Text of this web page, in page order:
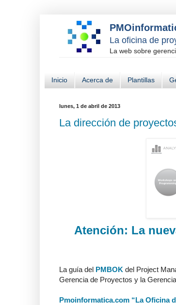
La oficina de
La web sobre
Inicio Acerca de Plantillas
lunes, 1 de abril de 2013
La dirección de
Atención: La
La guía del PMBOK del Project
Gerencia de Proyectos y la
Pmoinformatica.com “La Oficina